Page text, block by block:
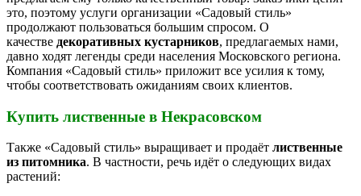
это, поэтому услуги организации «Садовый стиль»
продолжают пользоваться большим спросом. О
качестве декоративных кустарников, предлагаемых нами,
давно ходят легенды среди населения Московского региона.
Компания «Садовый стиль» приложит все усилия к тому,
чтобы соответствовать ожиданиям своих клиентов.
Купить лиственные в Некрасовском
Также «Садовый стиль» выращивает и продаёт лиственные
из питомника. В частности, речь идёт о следующих видах
растений: